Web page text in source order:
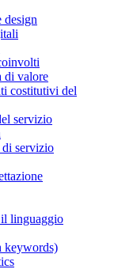
design
di valore
costitutivi del
servizio
di servizio
il linguaggio
keywords)